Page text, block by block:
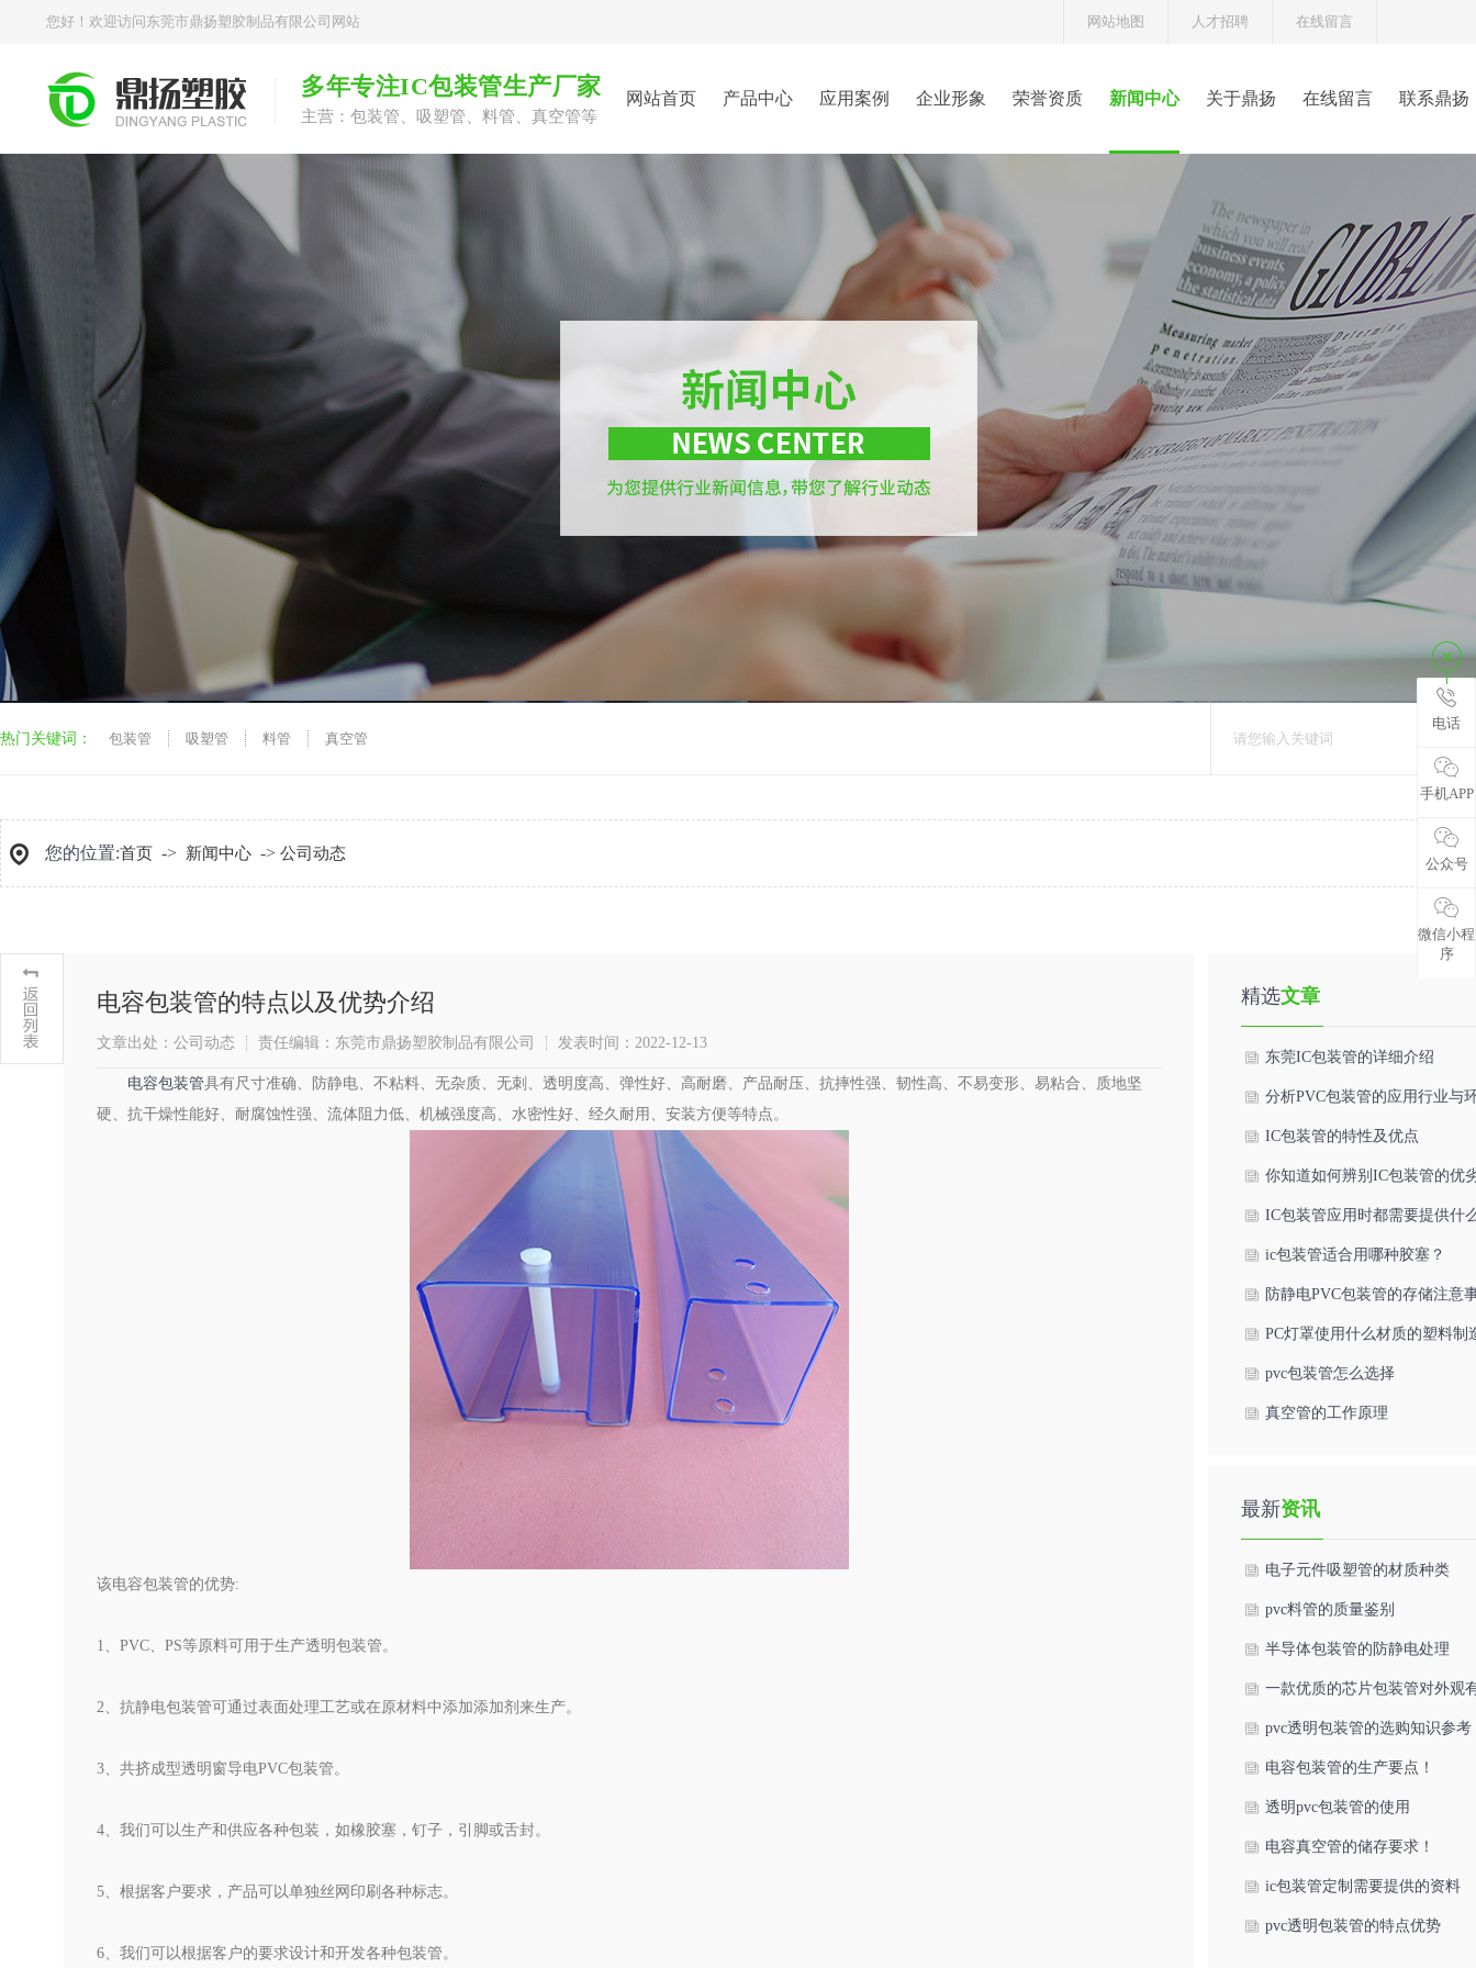
您好！欢迎访问东莞市鼎扬塑胶制品有限公司网站 网站地图 人才招聘 在线留言
多年专注IC包装管生产厂家
主营：包装管、吸塑管、料管、真空管等
网站首页 产品中心 应用案例 企业形象 荣誉资质 新闻中心 关于鼎扬 在线留言 联系鼎扬
热门关键词： 包装管 吸塑管 料管 真空管
您的位置:首页 -> 新闻中心 -> 公司动态
电容包装管的特点以及优势介绍
文章出处：公司动态 责任编辑：东莞市鼎扬塑胶制品有限公司 发表时间：2022-12-13
电容包装管具有尺寸准确、防静电、不粘料、无杂质、无刺、透明度高、弹性好、高耐磨、产品耐压、抗摔性强、韧性高、不易变形、易粘合、质地坚
硬、抗干燥性能好、耐腐蚀性强、流体阻力低、机械强度高、水密性好、经久耐用、安装方便等特点。
该电容包装管的优势:
1、PVC、PS等原料可用于生产透明包装管。
2、抗静电包装管可通过表面处理工艺或在原材料中添加添加剂来生产。
3、共挤成型透明窗导电PVC包装管。
4、我们可以生产和供应各种包装，如橡胶塞，钉子，引脚或舌封。
5、根据客户要求，产品可以单独丝网印刷各种标志。
6、我们可以根据客户的要求设计和开发各种包装管。
精选文章
东莞IC包装管的详细介绍
分析PVC包装管的应用行业与
影响
IC包装管的特性及优点
你知道如何辨别IC包装管的优
吗？
IC包装管应用时都需要提供什
料？
ic包装管适合用哪种胶塞？
防静电PVC包装管的存储注意
PC灯罩使用什么材质的塑料制
pvc包装管怎么选择
真空管的工作原理
最新资讯
电子元件吸塑管的材质种类
pvc料管的质量鉴别
半导体包装管的防静电处理
一款优质的芯片包装管对外观
么要求？
pvc透明包装管的选购知识参考
电容包装管的生产要点！
透明pvc包装管的使用
电容真空管的储存要求！
ic包装管定制需要提供的资料
pvc透明包装管的特点优势
电话
手机APP
公众号
微信小程
序